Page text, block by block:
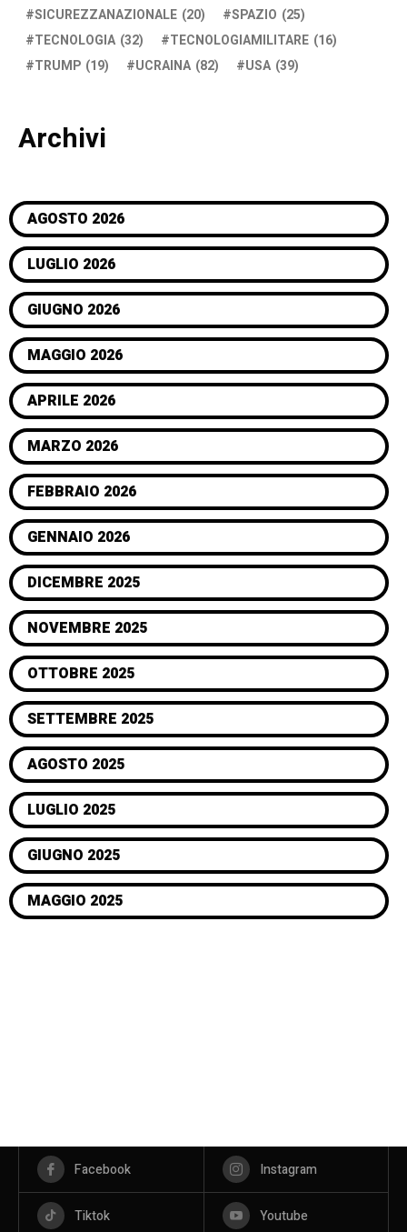
SICUREZZANAZIONALE (20) SPAZIO (25)
TECNOLOGIA (32) TECNOLOGIAMILITARE (16)
TRUMP (19) UCRAINA (82) USA (39)
Archivi
AGOSTO 2026
LUGLIO 2026
GIUGNO 2026
MAGGIO 2026
APRILE 2026
MARZO 2026
FEBBRAIO 2026
GENNAIO 2026
DICEMBRE 2025
NOVEMBRE 2025
OTTOBRE 2025
SETTEMBRE 2025
AGOSTO 2025
LUGLIO 2025
GIUGNO 2025
MAGGIO 2025
Facebook Instagram
Tiktok Youtube